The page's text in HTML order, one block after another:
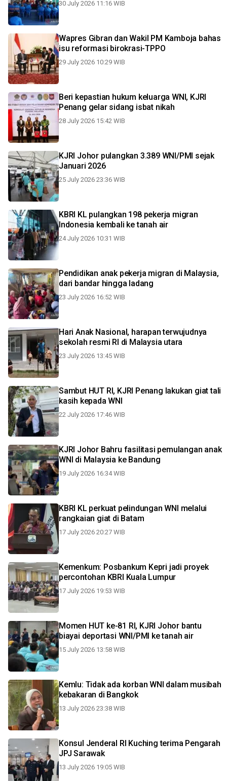
30 July 2026 11:16 WIB
Wapres Gibran dan Wakil PM Kamboja bahas
isu reformasi birokrasi-TPPO
29 July 2026 10:29 WIB
Beri kepastian hukum keluarga WNI, KJRI
Penang gelar sidang isbat nikah
28 July 2026 15:42 WIB
KJRI Johor pulangkan 3.389 WNI/PMI sejak
Januari 2026
25 July 2026 23:36 WIB
KBRI KL pulangkan 198 pekerja migran
Indonesia kembali ke tanah air
24 July 2026 10:31 WIB
Pendidikan anak pekerja migran di Malaysia,
dari bandar hingga ladang
23 July 2026 16:52 WIB
Hari Anak Nasional, harapan terwujudnya
sekolah resmi RI di Malaysia utara
23 July 2026 13:45 WIB
Sambut HUT RI, KJRI Penang lakukan giat tali
kasih kepada WNI
22 July 2026 17:46 WIB
KJRI Johor Bahru fasilitasi pemulangan anak
WNI di Malaysia ke Bandung
19 July 2026 16:34 WIB
KBRI KL perkuat pelindungan WNI melalui
rangkaian giat di Batam
17 July 2026 20:27 WIB
Kemenkum: Posbankum Kepri jadi proyek
percontohan KBRI Kuala Lumpur
17 July 2026 19:53 WIB
Momen HUT ke-81 RI, KJRI Johor bantu
biayai deportasi WNI/PMI ke tanah air
15 July 2026 13:58 WIB
Kemlu: Tidak ada korban WNI dalam musibah
kebakaran di Bangkok
13 July 2026 23:38 WIB
Konsul Jenderal RI Kuching terima Pengarah
JPJ Sarawak
13 July 2026 19:05 WIB